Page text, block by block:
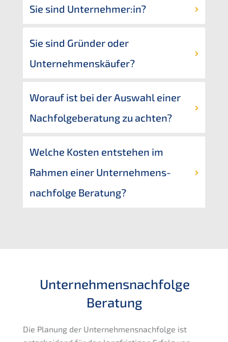
Sie sind Unternehmer:in?
Sie sind Gründer oder
Unternehmenskäufer?
Worauf ist bei der Auswahl einer
Nachfol­ge­be­ra­tung zu achten?
Welche Kosten entste­hen im
Rahmen einer Unternehmens­
nachfolge Beratung?
Unternehmens­nachfolge
Beratung
Die Planung der Unternehmens­nachfolge ist